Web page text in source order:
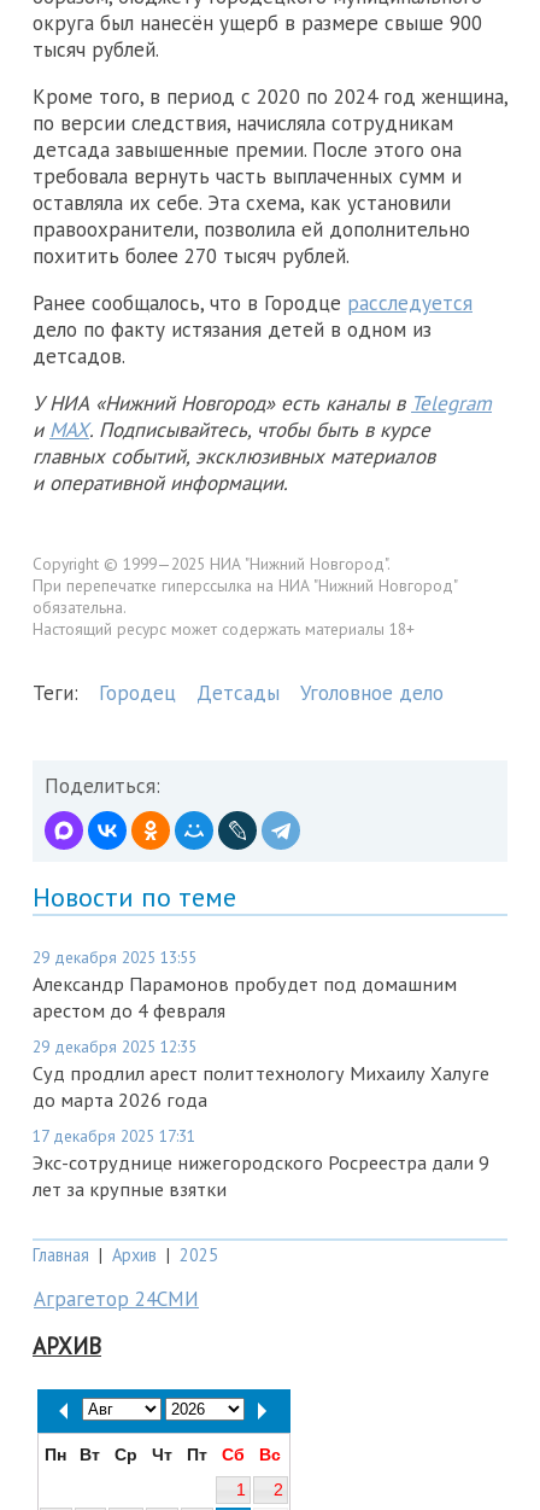
округа был нанесён ущерб в размере свыше 900
тысяч рублей.
Кроме того, в период с 2020 по 2024 год женщина,
по версии следствия, начисляла сотрудникам
детсада завышенные премии. После этого она
требовала вернуть часть выплаченных сумм и
оставляла их себе. Эта схема, как установили
правоохранители, позволила ей дополнительно
похитить более 270 тысяч рублей.
Ранее сообщалось, что в Городце расследуется
дело по факту истязания детей в одном из
детсадов.
У НИА «Нижний Новгород» есть каналы в Telegram
и MAX. Подписывайтесь, чтобы быть в курсе
главных событий, эксклюзивных материалов
и оперативной информации.
Copyright © 1999—2025 НИА "Нижний Новгород".
При перепечатке гиперссылка на НИА "Нижний Новгород"
обязательна.
Настоящий ресурс может содержать материалы 18+
Теги: Городец Детсады Уголовное дело
Поделиться:
Новости по теме
29 декабря 2025 13:55
Александр Парамонов пробудет под домашним
арестом до 4 февраля
29 декабря 2025 12:35
Суд продлил арест политтехнологу Михаилу Халуге
до марта 2026 года
17 декабря 2025 17:31
Экс-сотруднице нижегородского Росреестра дали 9
лет за крупные взятки
Главная | Архив | 2025
Аграгетор 24СМИ
АРХИВ
Пн Вт Ср Чт Пт Сб
Вс
1
2